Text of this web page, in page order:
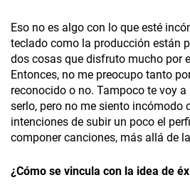
Eso no es algo con lo que esté
teclado como la producción están
dos cosas que disfruto mucho por
Entonces, no me preocupo tanto
reconocido o no. Tampoco te voy
serlo, pero no me siento incómodo
intenciones de subir un poco el
componer canciones, más allá de
¿Cómo se vincula con la idea de